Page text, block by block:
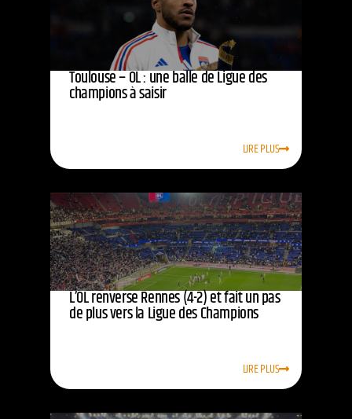
Toulouse – OL : une balle de Ligue des
champions à saisir
LIRE PLUS
L’OL renverse Rennes (4-2) et fait un pas
de plus vers la Ligue des Champions
LIRE PLUS